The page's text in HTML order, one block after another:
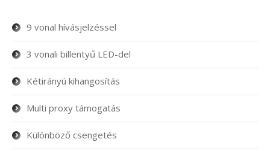
9 vonal hívásjelzéssel
3 vonali billentyű LED-del
Kétirányú kihangosítás
Multi proxy támogatás
Különböző csengetés